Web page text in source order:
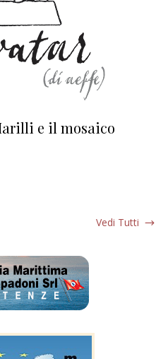
e il mosaico
Vedi Tutti